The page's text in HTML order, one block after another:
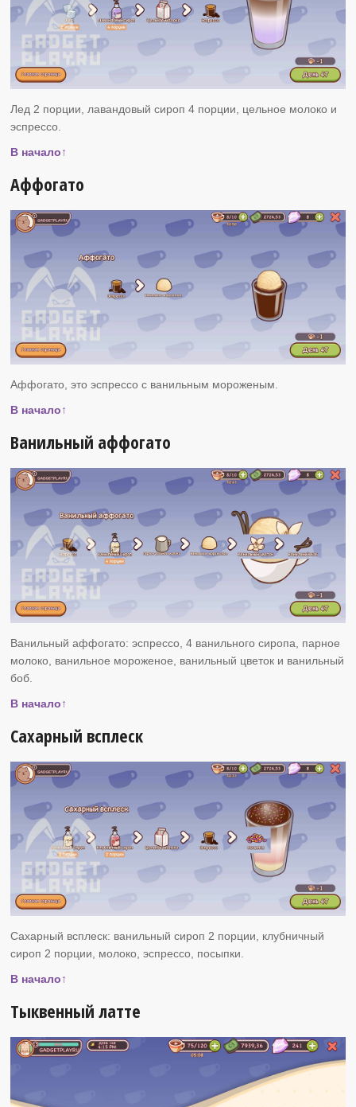
Лед 2 порции, лавандовый сироп 4 порции, цельное молоко и
эспрессо.
В начало↑
Аффогато
Аффогато, это эспрессо с ванильным мороженым.
В начало↑
Ванильный аффогато
Ванильный аффогато: эспрессо, 4 ванильного сиропа, парное
молоко, ванильное мороженое, ванильный цветок и ванильный
боб.
В начало↑
Сахарный всплеск
Сахарный всплеск: ванильный сироп 2 порции, клубничный
сироп 2 порции, молоко, эспрессо, посыпки.
В начало↑
Тыквенный латте